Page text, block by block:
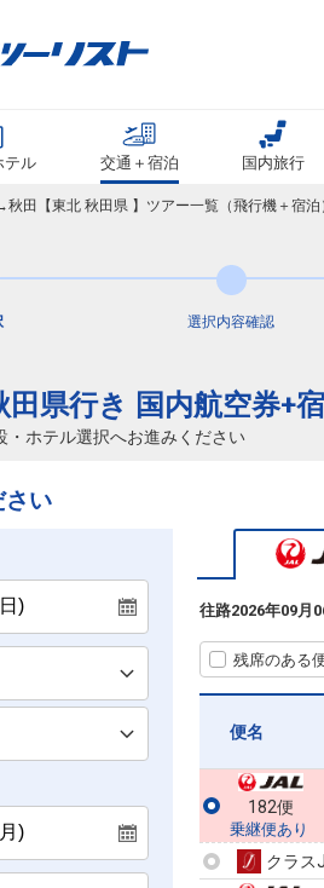
テル 交通＋宿泊 国内旅行
田【東北 秋田県 】ツアー一覧（飛行機＋宿泊
選択内容確認
田県行き 国内航空券+
・ホテル選択へお進みください
さい
往路2026年09月
残席のある
便名
182便
乗継便あり
クラス